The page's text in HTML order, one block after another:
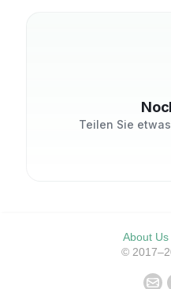
Teilen Sie
About Us
©